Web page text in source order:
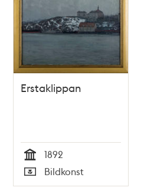
teman
Erstaklippan
Tid
1892
Typ
Bildkonst